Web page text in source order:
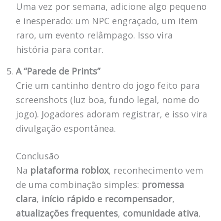
Uma vez por semana, adicione algo pequeno
e inesperado: um NPC engraçado, um item
raro, um evento relâmpago. Isso vira
história para contar.
A “Parede de Prints”
Crie um cantinho dentro do jogo feito para
screenshots (luz boa, fundo legal, nome do
jogo). Jogadores adoram registrar, e isso vira
divulgação espontânea.
Conclusão
Na plataforma roblox, reconhecimento vem
de uma combinação simples: promessa
clara, início rápido e recompensador,
atualizações frequentes, comunidade ativa,